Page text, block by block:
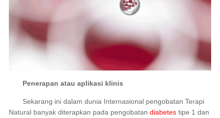
Penerapan atau aplikasi klinis
Sekarang ini dalam dunia Internasional pengobatan Terapi
Natural banyak diterapkan pada pengobatan diabetestipe 1 dan